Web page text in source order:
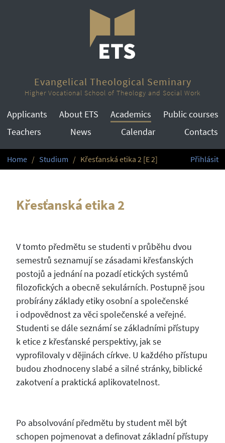
Evangelical Theological Seminary
Higher Vocational School of Theology and Social Work
Applicants About ETS Academics
Public courses
Teachers
News Calendar Contacts
Home Studium Křesťanská etika 2 [E 2] Přihlásit
Křesťanská etika 2
V tomto předmětu se studenti v průběhu dvou
semestrů seznamují se zásadami křesťanských
postojů a jednání na pozadí etických systémů
filozofických a obecně sekulárních. Postupně jsou
probírány základy etiky osobní a společenské
i odpovědnost za věci společenské a veřejné.
Studenti se dále seznámí se základními přístupy
k etice z křesťanské perspektivy, jak se
vyprofilovaly v dějinách církve. U každého přístupu
budou zhodnoceny slabé a silné stránky, biblické
zakotvení a praktická aplikovatelnost.
Po absolvování předmětu by student měl být
schopen pojmenovat a definovat základní přístupy